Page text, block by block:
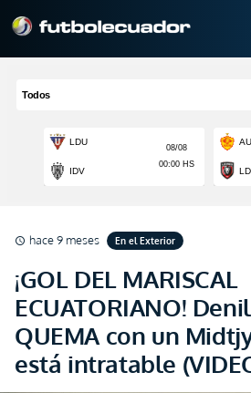
schedule hace 9 meses En el Exterior
¡GOL DEL MARISCAL
ECUATORIANO!
QUEMA con un
está intratable